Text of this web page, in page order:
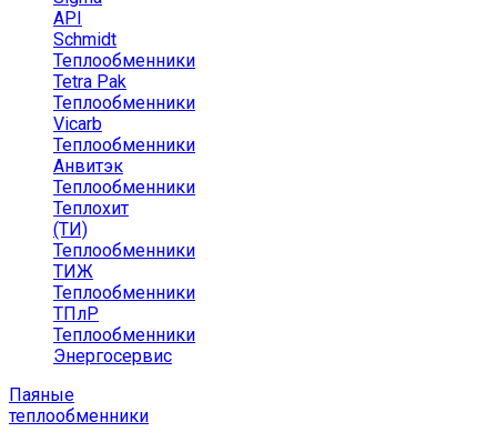
API
Schmidt
Теплообменники
Tetra Pak
Теплообменники
Vicarb
Теплообменники
Анвитэк
Теплообменники
Теплохит
(ТИ)
Теплообменники
ТИЖ
Теплообменники
ТПлР
Теплообменники
Энергосервис
Паяные
теплообменники